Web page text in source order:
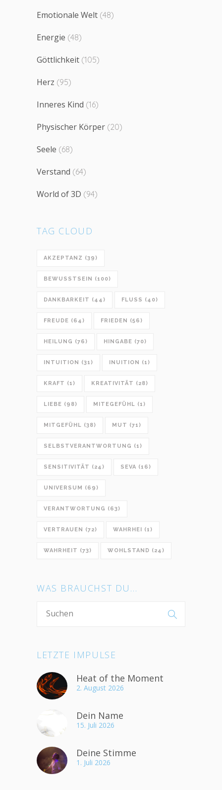
Emotionale Welt (48)
Energie (48)
Göttlichkeit (105)
Herz (95)
Inneres Kind (16)
Physischer Körper (20)
Seele (68)
Verstand (64)
World of 3D (94)
TAG CLOUD
AKZEPTANZ (39)
BEWUSSTSEIN (100)
DANKBARKEIT (44) FLUSS (40)
FREUDE (64) FRIEDEN (56)
HEILUNG (76) HINGABE (70)
INTUITION (31) INUITION (1)
KRAFT (1) KREATIVITÄT (28)
LIEBE (98) MITEGEFÜHL (1)
MITGEFÜHL (38) MUT (71)
SELBSTVERANTWORTUNG (1)
SENSITIVITÄT (24) SEVA (16)
UNIVERSUM (69)
VERANTWORTUNG (63)
VERTRAUEN (72) WAHRHEI (1)
WAHRHEIT (73) WOHLSTAND (24)
WAS BRAUCHST DU…
LETZTE IMPULSE
Heat of the Moment
2. August 2026
Dein Name
15. Juli 2026
Deine Stimme
1. Juli 2026